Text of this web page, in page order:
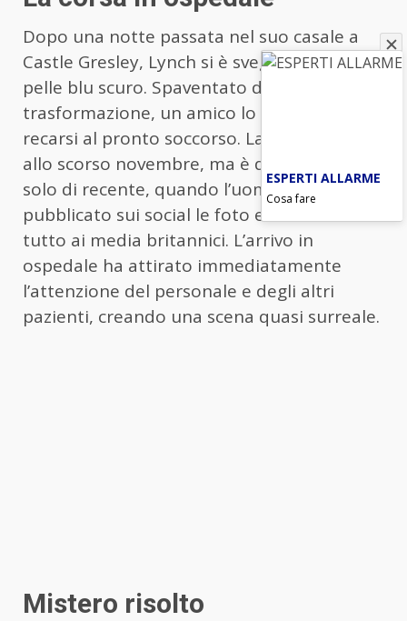
Dopo una notte passata nel suo casale a
Castle Gresley, Lynch si è svegliato con la
pelle blu scuro. Spaventato dall’insolita
trasformazione, un amico lo ha convinto a
recarsi al pronto soccorso. La vicenda risale
allo scorso novembre, ma è diventata virale
solo di recente, quando l’uomo ha
pubblicato sui social le foto e raccontato
tutto ai media britannici. L’arrivo in
ospedale ha attirato immediatamente
l’attenzione del personale e degli altri
pazienti, creando una scena quasi surreale.
Mistero risolto
ESPERTI ALLARME
Cosa fare